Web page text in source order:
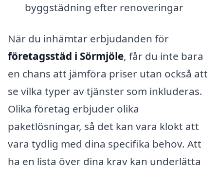
byggstädning efter renoveringar
När du inhämtar erbjudanden för
företagsstäd i Sörmjöle, får du inte bara
en chans att jämföra priser utan också att
se vilka typer av tjänster som inkluderas.
Olika företag erbjuder olika
paketlösningar, så det kan vara klokt att
vara tydlig med dina specifika behov. Att
ha en lista över dina krav kan underlätta